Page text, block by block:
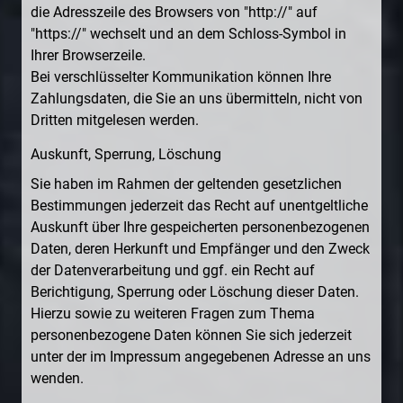
die Adresszeile des Browsers von "http://" auf
"https://" wechselt und an dem Schloss-Symbol in
Ihrer Browserzeile.
Bei verschlüsselter Kommunikation können Ihre
Zahlungsdaten, die Sie an uns übermitteln, nicht von
Dritten mitgelesen werden.
Auskunft, Sperrung, Löschung
Sie haben im Rahmen der geltenden gesetzlichen
Bestimmungen jederzeit das Recht auf unentgeltliche
Auskunft über Ihre gespeicherten personenbezogenen
Daten, deren Herkunft und Empfänger und den Zweck
der Datenverarbeitung und ggf. ein Recht auf
Berichtigung, Sperrung oder Löschung dieser Daten.
Hierzu sowie zu weiteren Fragen zum Thema
personenbezogene Daten können Sie sich jederzeit
unter der im Impressum angegebenen Adresse an uns
wenden.